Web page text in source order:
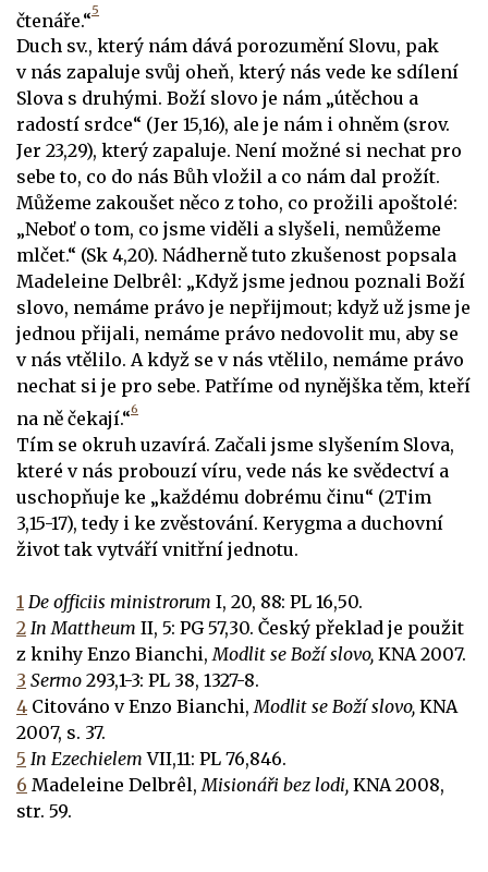
čtenáře.“5
Duch sv., který nám dává porozumění Slovu, pak
v nás zapaluje svůj oheň, který nás vede ke sdílení
Slova s druhými. Boží slovo je nám „útěchou a
radostí srdce“ (Jer 15,16), ale je nám i ohněm (srov.
Jer 23,29), který zapaluje. Není možné si nechat pro
sebe to, co do nás Bůh vložil a co nám dal prožít.
Můžeme zakoušet něco z toho, co prožili apoštolé:
„Neboť o tom, co jsme viděli a slyšeli, nemůžeme
mlčet.“ (Sk 4,20). Nádherně tuto zkušenost popsala
Madeleine Delbrêl: „Když jsme jednou poznali Boží
slovo, nemáme právo je nepřijmout; když už jsme je
jednou přijali, nemáme právo nedovolit mu, aby se
v nás vtělilo. A když se v nás vtělilo, nemáme právo
nechat si je pro sebe. Patříme od nynějška těm, kteří
na ně čekají.“6
Tím se okruh uzavírá. Začali jsme slyšením Slova,
které v nás probouzí víru, vede nás ke svědectví a
uschopňuje ke „každému dobrému činu“ (2Tim
3,15-17), tedy i ke zvěstování. Kerygma a duchovní
život tak vytváří vnitřní jednotu.
1 De officiis ministrorum I, 20, 88: PL 16,50.
2 In Mattheum II, 5: PG 57,30. Český překlad je použit
z knihy Enzo Bianchi,Modlit se Boží slovo, KNA 2007.
3 Sermo 293,1-3: PL 38, 1327-8.
4 Citováno v Enzo Bianchi,Modlit se Boží slovo, KNA
2007, s. 37.
5 In EzechielemVII,11: PL 76,846.
6 Madeleine Delbrêl,Misionáři bez lodi, KNA 2008,
str. 59.